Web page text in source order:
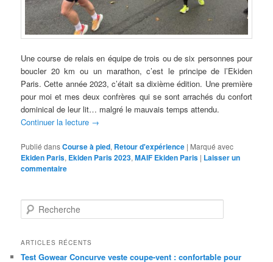
Une course de relais en équipe de trois ou de six personnes pour
boucler 20 km ou un marathon, c’est le principe de l’Ekiden
Paris. Cette année 2023, c’était sa dixième édition. Une première
pour moi et mes deux confrères qui se sont arrachés du confort
dominical de leur lit… malgré le mauvais temps attendu.
Continuer la lecture →
Publié dansCourse à pied, Retour d'expérience | Marqué avec
Ekiden Paris, Ekiden Paris 2023,MAIF Ekiden Paris | Laisser un
commentaire
e
h
ARTICLES RÉCENTS
Test Gowear Concurve veste coupe-vent : confortable pour